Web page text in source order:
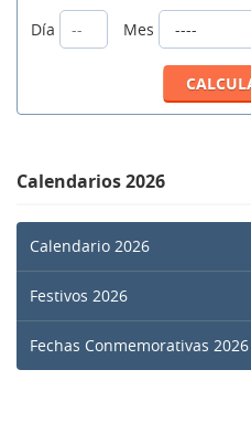
Día
Mes
Calendarios 2026
Calendario 2026
Festivos 2026
Fechas Conmemorativas 2026